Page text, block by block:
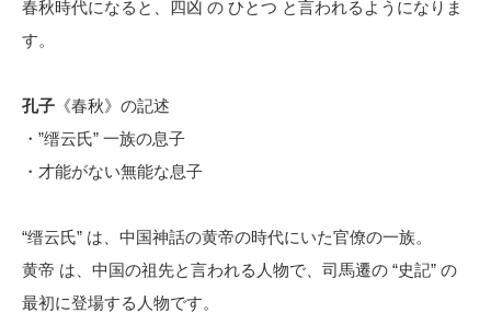
春秋時代になると、四凶 の ひとつ と言われるようになりま
す。
孔子 《春秋》の記述
・”缙云氏” 一族の息子
・才能がない無能な息子
“缙云氏” は、中国神話の黄帝の時代にいた官僚の一族。
黄帝 は、中国の祖先と言われる人物で、司馬遷の “史記” の
最初に登場する人物です。